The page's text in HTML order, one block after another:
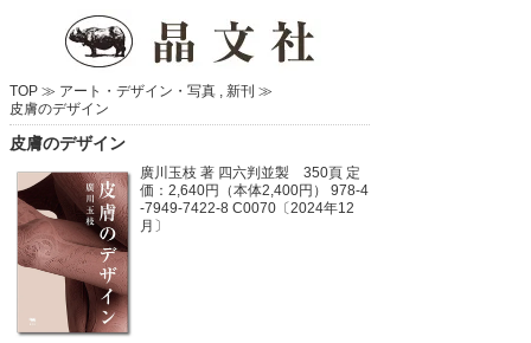
TOP ≫ アート・デザイン・写真 , 新刊 ≫
皮膚のデザイン
皮膚のデザイン
廣川玉枝 著 四六判並製 350頁 定
価：2,640円（本体2,400円）
978-4
-7949-7422-8 C0070〔2024年12
月〕